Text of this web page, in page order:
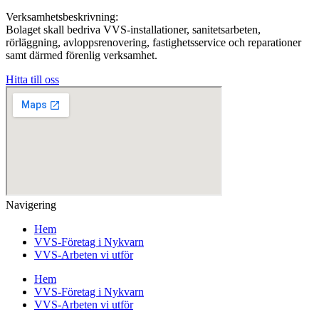
Verksamhetsbeskrivning:
Bolaget skall bedriva VVS-installationer, sanitetsarbeten,
rörläggning, avloppsrenovering, fastighetsservice och reparationer
samt därmed förenlig verksamhet.
Hitta till oss
Navigering
Hem
VVS-Företag i Nykvarn
VVS-Arbeten vi utför
Hem
VVS-Företag i Nykvarn
VVS-Arbeten vi utför